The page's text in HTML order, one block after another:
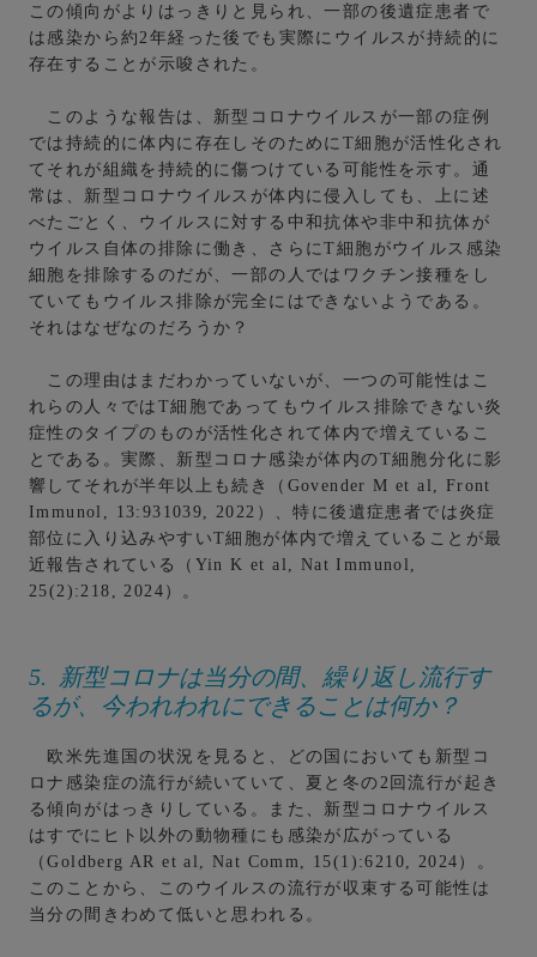
この傾向がよりはっきりと見られ、一部の後遺症患者で
は感染から約2年経った後でも実際にウイルスが持続的に
存在することが示唆された。
このような報告は、新型コロナウイルスが一部の症例
では持続的に体内に存在しそのためにT細胞が活性化され
てそれが組織を持続的に傷つけている可能性を示す。通
常は、新型コロナウイルスが体内に侵入しても、上に述
べたごとく、ウイルスに対する中和抗体や非中和抗体が
ウイルス自体の排除に働き、さらにT細胞がウイルス感染
細胞を排除するのだが、一部の人ではワクチン接種をし
ていてもウイルス排除が完全にはできないようである。
それはなぜなのだろうか？
この理由はまだわかっていないが、一つの可能性はこ
れらの人々ではT細胞であってもウイルス排除できない炎
症性のタイプのものが活性化されて体内で増えているこ
とである。実際、新型コロナ感染が体内のT細胞分化に影
響してそれが半年以上も続き（Govender M et al, Front
Immunol, 13:931039, 2022）、特に後遺症患者では炎症
部位に入り込みやすいT細胞が体内で増えていることが最
近報告されている（Yin K et al, Nat Immunol,
25(2):218, 2024）。
5. 新型コロナは当分の間、繰り返し流行す
るが、今われわれにできることは何か？
欧米先進国の状況を見ると、どの国においても新型コ
ロナ感染症の流行が続いていて、夏と冬の2回流行が起き
る傾向がはっきりしている。また、新型コロナウイルス
はすでにヒト以外の動物種にも感染が広がっている
（Goldberg AR et al, Nat Comm, 15(1):6210, 2024）。
このことから、このウイルスの流行が収束する可能性は
当分の間きわめて低いと思われる。